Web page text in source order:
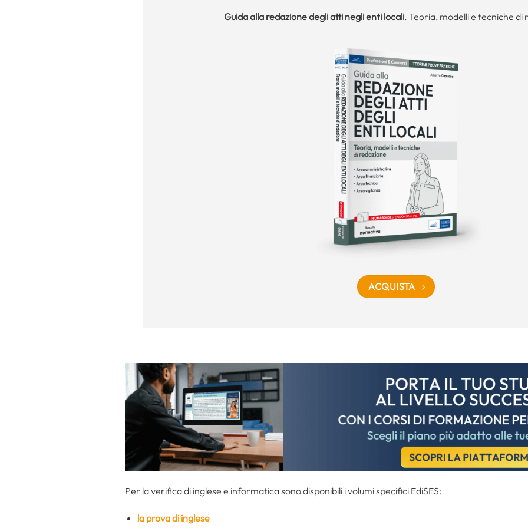
Guida alla redazione degli atti negli enti locali. Teoria, modelli e tecniche di
ACQUISTA
Per la verifica di inglese e informatica sono disponibili i volumi specifici EdiSES:
la prova di inglese